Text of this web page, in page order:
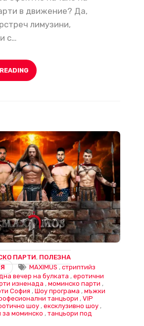
в движение? Да,
лимузини,
с…
ПАРТИ, ПОЛЕЗНА
MAXIMUS , стриптийз
вечер на булката , еротични
изненада , моминско парти ,
София , Шоу програма , мъжки
танцьори , VIP
шоу , ексклузивно шоу ,
за моминско , танцьори под